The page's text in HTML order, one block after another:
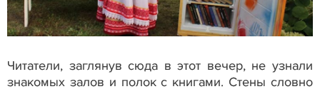
Читатели, заглянув сюда в этот вечер, не узнали
знакомых залов и полок с книгами. Стены словно